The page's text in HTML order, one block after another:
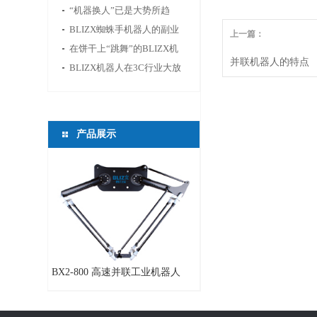
供新的活力
“机器换人”已是大势所趋
BLIZX蜘蛛手机器人的副业
——切鱼
在饼干上“跳舞”的BLIZX机
器人
BLIZX机器人在3C行业大放
产品展示
BX2-800 高速并联工业机器人
上一篇：
并联机器人的特点